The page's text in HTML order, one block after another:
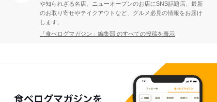
や知られざる名店、ニューオープンのお店にSNS話題店、最新
のお取り寄せやテイクアウトなど、グルメ必見の情報をお届け
します。
「食べログマガジン」編集部 のすべての投稿を表示